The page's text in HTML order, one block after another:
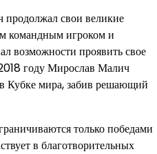
свои великие
командным игроком и
возможности проявить свое
году Мирослав Малич
Кубке мира, забив решающий
только победами
в благотворительных